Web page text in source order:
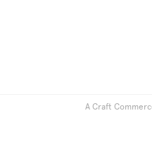
A Craft